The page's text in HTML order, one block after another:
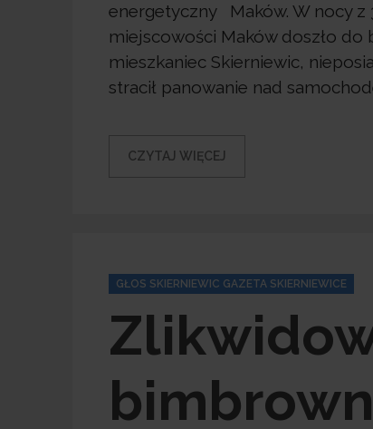
energetyczny Maków. W nocy z
miejscowości Maków doszło
mieszkaniec Skierniewic,
stracił panowanie nad
CZYTAJ WIĘCEJ
Categories
GŁOS SKIERNIEWIC GAZETA SKIERNIEWICE